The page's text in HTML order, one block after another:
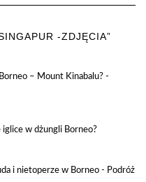
-ZDJĘCIA”
– Mount Kinabalu? -
iglice w dżungli Borneo?
i nietoperze w Borneo - Podróż